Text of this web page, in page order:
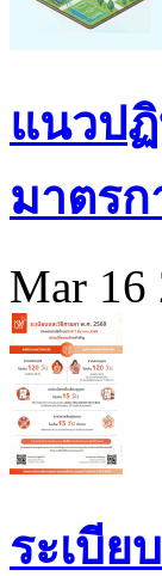
แนวป
มาตรก
Mar 16
ระเบีย